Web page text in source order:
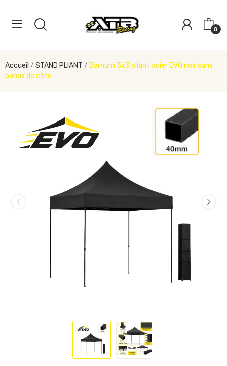
0
Accueil STAND PLIANT
Barnum 3x3 pliant acier EVO noir sans
parois de côté